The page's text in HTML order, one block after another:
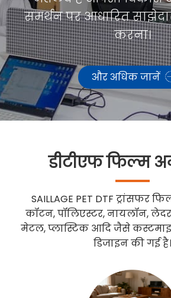
समर्थन पर आधारित
करना।
और अधिक जानें
डीटीएफ फिल्म
SAILLAGE PET DTF ट्रांसफर
कॉटन, पॉलिएस्टर, नायलॉन,
मेटल, प्लास्टिक आदि जैसे
डिजाइन की गई है।